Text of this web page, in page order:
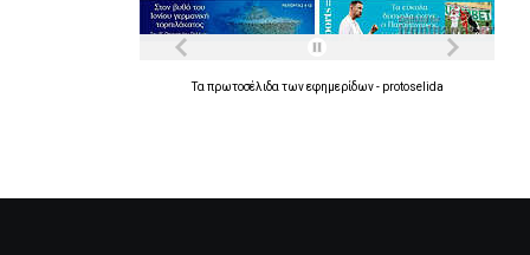
Ταπρωτοσέλιδατωνεφημερίδων- protoselida